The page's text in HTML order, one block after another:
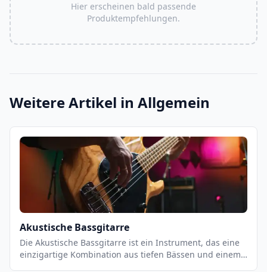
Hier erscheinen bald passende
Produktempfehlungen.
Weitere Artikel in Allgemein
Akustische Bassgitarre
Die Akustische Bassgitarre ist ein Instrument, das eine
einzigartige Kombination aus tiefen Bässen und einem